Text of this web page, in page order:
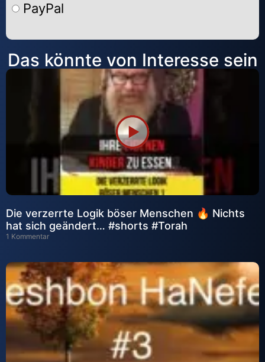
PayPal
Alternative:
Das könnte von Interesse sein
Die verzerrte Logik böser Menschen 🔥 Nichts
hat sich geändert… #shorts #Torah
1 Kommentar